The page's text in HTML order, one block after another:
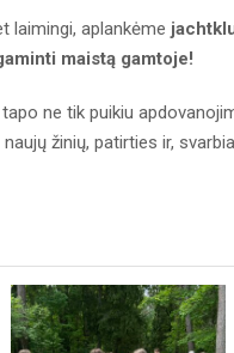
laimingi, aplankėme
maistą gamtoje!
ne tik puikiu
žinių, patirties ir,